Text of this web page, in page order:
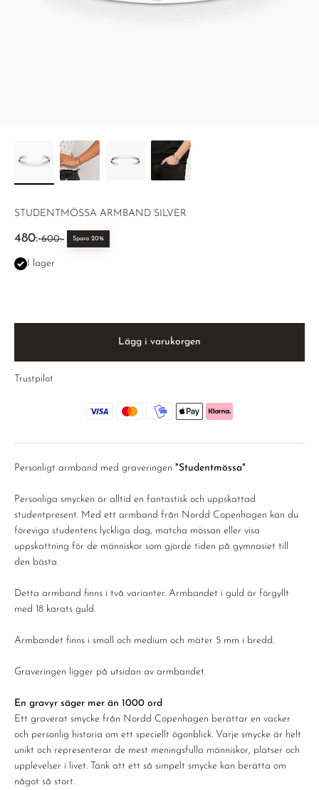
STUDENTMÖSSA ARMBAND SILVER
REA-pris
480:-Pris
600:- Spara 20%
I lager
Lägg i varukorgen
Trustpilot
Personligt armband med graveringen "Studentmössa".
Personliga smycken är alltid en fantastisk och uppskattad
studentpresent. Med ett armband från Nordd Copenhagen kan du
föreviga studentens lyckliga dag, matcha mössan eller visa
uppskattning för de människor som gjorde tiden på gymnasiet till
den bästa.
Detta armband finns i två varianter. Armbandet i guld är förgyllt
med 18 karats guld.
Armbandet finns i small och medium och mäter 5 mm i bredd.
Graveringen ligger på utsidan av armbandet.
En gravyr säger mer än 1000 ord
Ett graverat smycke från Nordd Copenhagen berättar en vacker
och personlig historia om ett speciellt ögonblick. Varje smycke är helt
unikt och representerar de mest meningsfulla människor, platser och
upplevelser i livet. Tänk att ett så simpelt smycke kan berätta om
något så stort.